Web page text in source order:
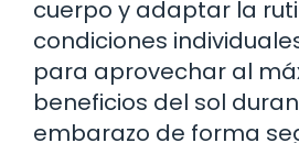
cuerpo y adaptar la
condiciones
para aprovechar al
beneficios del sol
embarazo de forma